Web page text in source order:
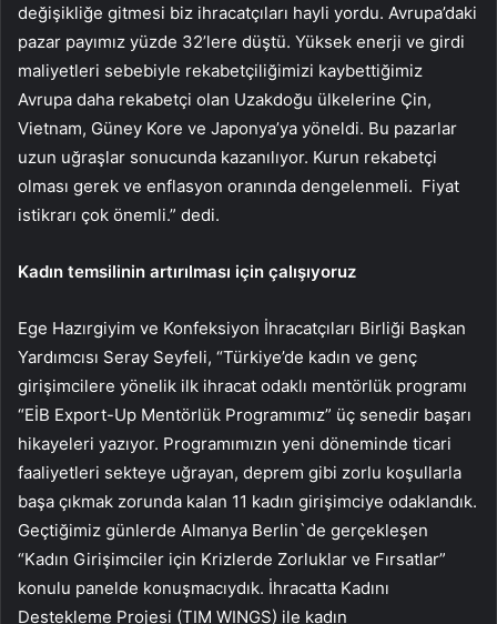
değişikliğe gitmesi biz ihracatçıları hayli yordu. Avrupa’daki
pazar payımız yüzde 32’lere düştü. Yüksek enerji ve girdi
maliyetleri sebebiyle rekabetçiliğimizi kaybettiğimiz
Avrupa daha rekabetçi olan Uzakdoğu ülkelerine Çin,
Vietnam, Güney Kore ve Japonya’ya yöneldi. Bu pazarlar
uzun uğraşlar sonucunda kazanılıyor. Kurun rekabetçi
olması gerek ve enflasyon oranında dengelenmeli. Fiyat
istikrarı çok önemli.” dedi.
Kadın temsilinin artırılması için çalışıyoruz
Ege Hazırgiyim ve Konfeksiyon İhracatçıları Birliği Başkan
Yardımcısı Seray Seyfeli, “Türkiye’de kadın ve genç
girişimcilere yönelik ilk ihracat odaklı mentörlük programı
“EİB Export-Up Mentörlük Programımız” üç senedir başarı
hikayeleri yazıyor. Programımızın yeni döneminde ticari
faaliyetleri sekteye uğrayan, deprem gibi zorlu koşullarla
başa çıkmak zorunda kalan 11 kadın girişimciye odaklandık.
Geçtiğimiz günlerde Almanya Berlin`de gerçekleşen
“Kadın Girişimciler için Krizlerde Zorluklar ve Fırsatlar”
konulu panelde konuşmacıydık. İhracatta Kadını
Destekleme Projesi (TIM WINGS) ile kadın